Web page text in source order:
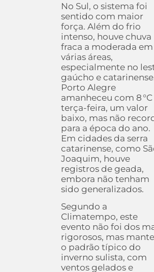
No Sul, o sistema foi
sentido com maior
força. Além do frio
intenso, houve chuva
fraca a moderada em
várias áreas,
especialmente no
gaúcho e
Porto Alegre
amanheceu com 8 °C
terça-feira, um valor
baixo, mas não
para a época do ano.
Em cidades da serra
catarinense, como
Joaquim, houve
registros de geada,
embora não tenham
sido generalizados.
Segundo a
Climatempo, este
evento não foi dos
rigorosos, mas
o padrão típico do
inverno sulista, com
ventos gelados e